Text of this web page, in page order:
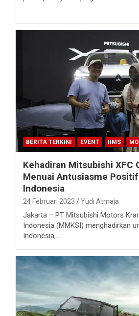
BERITA TERKINI EVENT IIMS
Kehadiran Mitsubishi XFC
Menuai Antusiasme
Indonesia
24 Februari 2023 Yudi Atmaja
Jakarta – PT Mitsubishi Motors
Indonesia (MMKSI) menghadirkan
Indonesia,…